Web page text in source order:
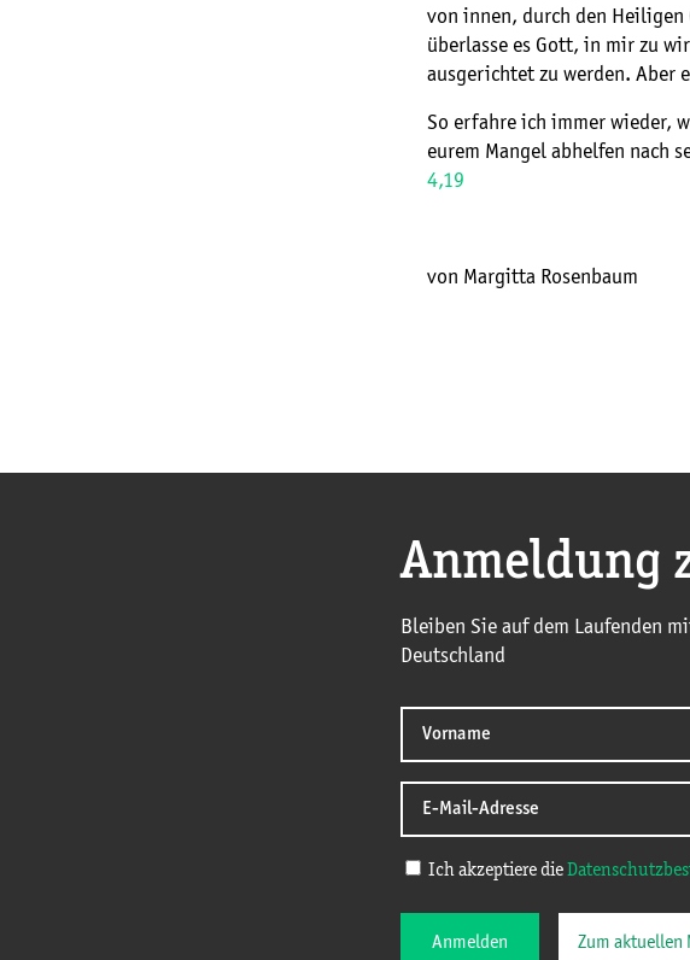
von innen, durch den Heiligen
überlasse es Gott, in mir zu
ausgerichtet zu werden. Aber
So erfahre ich immer wieder,
eurem Mangel abhelfen nach
4,19
von Margitta Rosenbaum
Anmeldung
Bleiben Sie auf dem Laufenden
Deutschland
Ich akzeptiere die
Anmelden Zum aktuellen